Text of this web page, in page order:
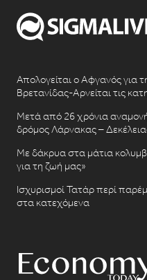
Απολογείται ο Αφγανός για
Βρετανίδας-Αρνείται τις
Μετά από 26 χρόνια
δρόμος Λάρνακας –
Με δάκρυα στα μάτια
για τη ζωή μας»
Ισχυρισμοί Τατάρ περί
στα κατεχόμενα